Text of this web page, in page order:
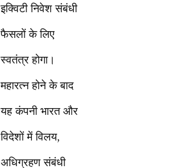
इक्विटी निवेश संबंधी
फैसलों के लिए
स्वतंत्र होगा।
महारत्न होने के बाद
यह कंपनी भारत और
विदेशों में विलय,
अधिग्रहण संबंधी